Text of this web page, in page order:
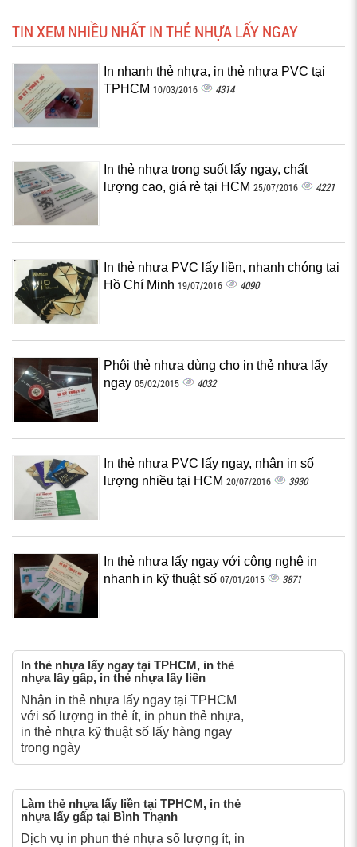
TIN XEM NHIỀU NHẤT IN THẺ NHỰA LẤY NGAY
In nhanh thẻ nhựa, in thẻ nhựa PVC tại
TPHCM 10/03/2016 4314
In thẻ nhựa trong suốt lấy ngay, chất
lượng cao, giá rẻ tại HCM 25/07/2016 4221
In thẻ nhựa PVC lấy liền, nhanh chóng tại
Hồ Chí Minh 19/07/2016 4090
Phôi thẻ nhựa dùng cho in thẻ nhựa lấy
ngay 05/02/2015 4032
In thẻ nhựa PVC lấy ngay, nhận in số
lượng nhiều tại HCM 20/07/2016 3930
In thẻ nhựa lấy ngay với công nghệ in
nhanh in kỹ thuật số 07/01/2015 3871
In thẻ nhựa lấy ngay tại TPHCM, in thẻ
nhựa lấy gấp, in thẻ nhựa lấy liền
Nhận in thẻ nhựa lấy ngay tại TPHCM
với số lượng in thẻ ít, in phun thẻ nhựa,
in thẻ nhựa kỹ thuật số lấy hàng ngay
trong ngày
Làm thẻ nhựa lấy liền tại TPHCM, in thẻ
nhựa lấy gấp tại Bình Thạnh
Dịch vụ in phun thẻ nhựa số lượng ít, in